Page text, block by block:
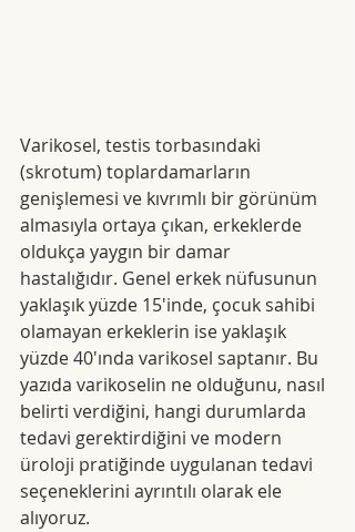
Varikosel, testis torbasındaki
(skrotum) toplardamarların
genişlemesi ve kıvrımlı bir görünüm
almasıyla ortaya çıkan, erkeklerde
oldukça yaygın bir damar
hastalığıdır. Genel erkek nüfusunun
yaklaşık yüzde 15'inde, çocuk sahibi
olamayan erkeklerin ise yaklaşık
yüzde 40'ında varikosel saptanır. Bu
yazıda varikoselin ne olduğunu, nasıl
belirti verdiğini, hangi durumlarda
tedavi gerektirdiğini ve modern
üroloji pratiğinde uygulanan tedavi
seçeneklerini ayrıntılı olarak ele
alıyoruz.